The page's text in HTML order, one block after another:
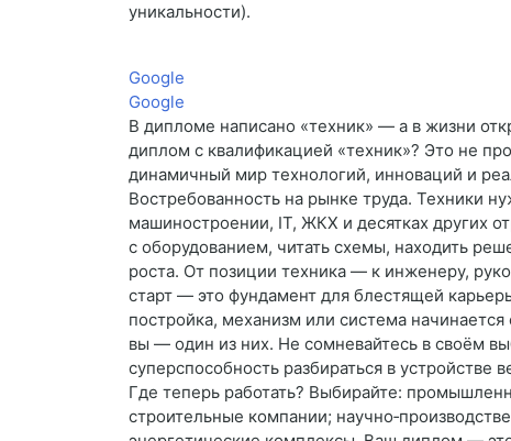
уникальности).
Google
Google
В дипломе написано «техник» — а в жизни
диплом с квалификацией «техник»? Это не
динамичный мир технологий, инноваций и
Востребованность на рынке труда. Техники
машиностроении, IT, ЖКХ и десятках других
с оборудованием, читать схемы, находить
роста. От позиции техника — к инженеру,
старт — это фундамент для блестящей
постройка, механизм или система
вы — один из них. Не сомневайтесь в своём
суперспособность разбираться в устройстве
Где теперь работать? Выбирайте:
строительные компании;